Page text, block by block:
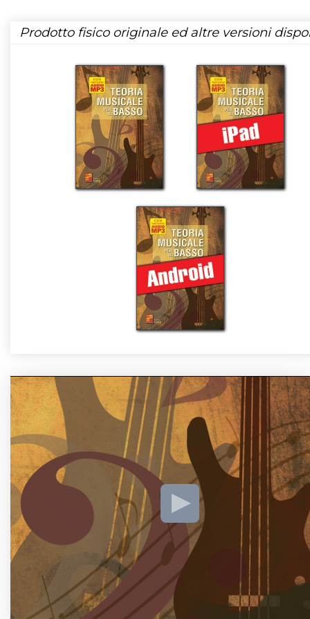
Prodotto fisico originale ed altre versioni